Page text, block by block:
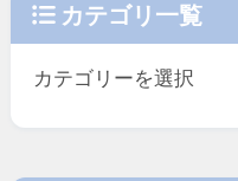
カテゴリ一覧